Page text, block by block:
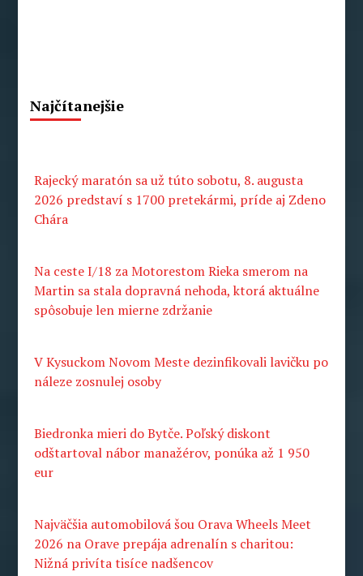
Najčítanejšie
Rajecký maratón sa už túto sobotu, 8. augusta
2026 predstaví s 1700 pretekármi, príde aj Zdeno
Chára
Na ceste I/18 za Motorestom Rieka smerom na
Martin sa stala dopravná nehoda, ktorá aktuálne
spôsobuje len mierne zdržanie
V Kysuckom Novom Meste dezinfikovali lavičku po
náleze zosnulej osoby
Biedronka mieri do Bytče. Poľský diskont
odštartoval nábor manažérov, ponúka až 1 950
eur
Najväčšia automobilová šou Orava Wheels Meet
2026 na Orave prepája adrenalín s charitou:
Nižná privíta tisíce nadšencov